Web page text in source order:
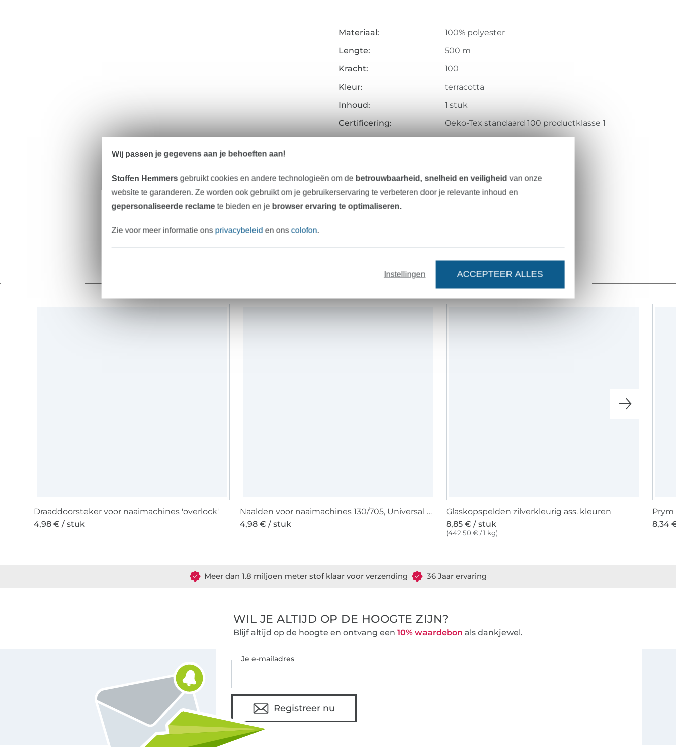
Materiaal:
100% polyester
Lengte:
500 m
Kracht:
100
Kleur:
terracotta
Inhoud:
1 stuk
Certificering:
Oeko-Tex standaard 100 productklasse 1
Art.nr.:
701920-227
Gegevens leverancier
Draaddoorsteker voor naaimachines 'overlock'
4,98 € / stuk
Naalden voor naaimachines 130/705, Universal 70-90
4,98 € / stuk
Glaskopspelden zilverkleurig ass. kleuren
8,85 € / stuk
(442,50 € / 1 kg)
8,34
Meer dan 1.8 miljoen meter stof klaar voor verzending 36 Jaar ervaring
WIL JE ALTIJD OP DE HOOGTE ZIJN?
Blijf altijd op de hoogte en ontvang een 10% waardebon als dankjewel.
Je e-mailadres
Registreer nu
Wij passen je gegevens aan je behoeften aan!
Stoffen Hemmers gebruikt cookies en andere technologieën om de betrouwbaarheid, snelheid en veiligheid van onze
website te garanderen. Ze worden ook gebruikt om je gebruikerservaring te verbeteren door je relevante inhoud en
gepersonaliseerde reclamete bieden en je browser ervaring te optimaliseren.
Zie voor meer informatie ons privacybeleid en onscolofon.
Instellingen ACCEPTEER ALLES